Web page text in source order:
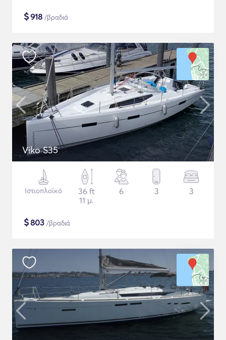
$918 /βραδιά
Viko S35
Ιστιοπλοϊκό
36 ft
11 μ.
6 3 3
$803 /βραδιά